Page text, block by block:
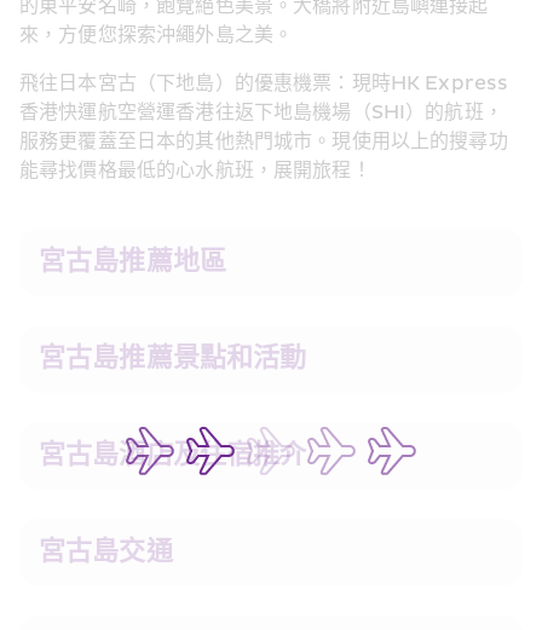
的東平安名崎，飽覽絕色美景。大橋將附近島嶼連接起
來，方便您探索沖繩外島之美。
飛往日本宮古（下地島）的優惠機票：現時HK Express
香港快運航空營運香港往返下地島機場（SHI）的航班，
服務更覆蓋至日本的其他熱門城市。現使用以上的搜尋功
能尋找價格最低的心水航班，展開旅程！
宮古島推薦地區
宮古島推薦景點和活動
宮古島酒店及住宿推介
宮古島交通